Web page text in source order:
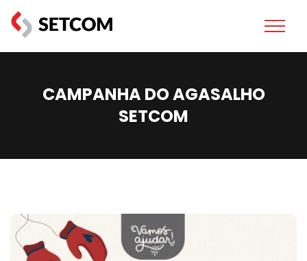
CAMPANHA DO AGASALHO
SETCOM